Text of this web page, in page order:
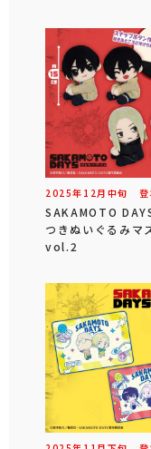
2025年 12 月 中旬 登
SAKAMOTO
つきぬいぐるみマ
vol.2